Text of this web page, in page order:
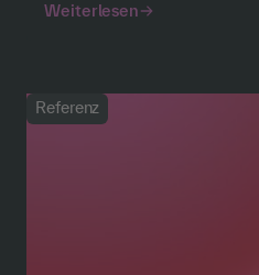
Weiterlesen
Referenz